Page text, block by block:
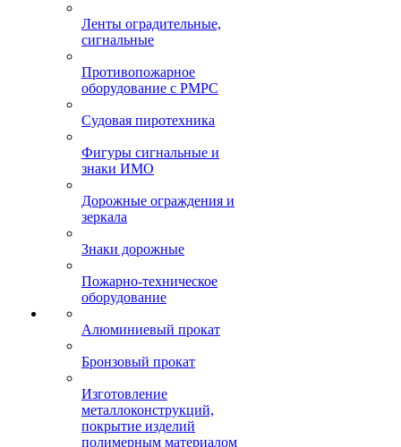
Ленты оградительные,
сигнальные
Противопожарное
оборудование с РМРС
Судовая пиротехника
Фигуры сигнальные и
знаки ИМО
Дорожные ограждения и
зеркала
Знаки дорожные
Пожарно-техническое
оборудование
Алюминиевый прокат
Бронзовый прокат
Изготовление
металлоконструкций,
покрытие изделий
полимерным материалом